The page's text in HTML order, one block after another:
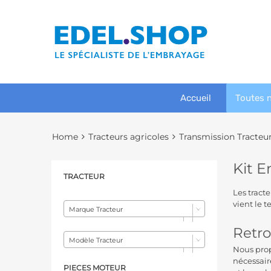
Accueil Toutes
Home Tracteurs agricoles Transmission
Kit
Les
vient le
Nous
TRACTEUR
Marque Tracteur
Modèle Tracteur
PIECES MOTEUR